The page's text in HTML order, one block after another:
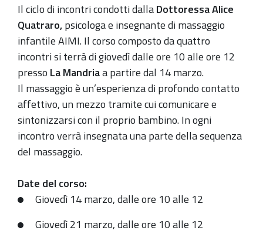
di
bimbi
0/12
mesi,
residenti
nei
Comuni
dell'Unione,
incontri
organizzati
Centro
per
le
Il ciclo di incontri condotti dallaDottoressa Alice
Quatraro,psicologa e insegnante di massaggio
infantile AIMI. Il corso composto da quattro
incontri si terrà di giovedì dalle ore 10 alle ore 12
presso La Mandriaa partire dal 14 marzo.
Il massaggio è un’esperienza di profondo contatto
affettivo, un mezzo tramite cui comunicare e
sintonizzarsi con il proprio bambino. In ogni
incontro verrà insegnata una parte della sequenza
del massaggio.
Date del corso:
Giovedì 14 marzo, dalle ore 10 alle 12
Giovedì 21 marzo, dalle ore 10 alle 12